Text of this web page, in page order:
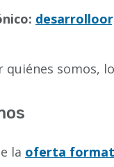
quiénes somos,
la oferta